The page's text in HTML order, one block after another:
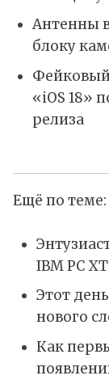
Антенны
блоку
Фейковый
«iOS 18»
релиза
Ещё по теме:
IBM PC
Этот
нового
Как